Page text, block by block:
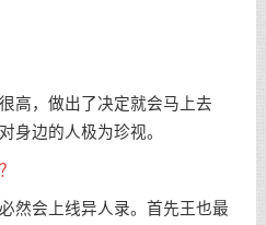
高，做出了决定就会马上去
身边的人极为珍视。
然会上线异人录。首先王也最